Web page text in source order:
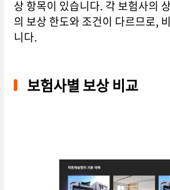
상 항목이 있습니다. 각 보험사의
의 보상 한도와 조건이 다르므로,
니다.
보험사별 보상 비교